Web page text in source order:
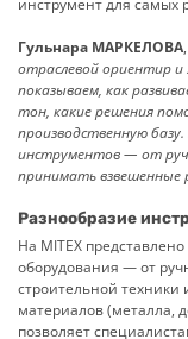
инструмент для самых
Гульнара МАРКЕЛОВА
отраслевой ориентир
показываем, как
тон, какие решения
производственную
инструментов — от
принимать взвешенные
Разнообразие
На MITEX
оборудования — от
строительной техники
материалов (металла,
позволяет